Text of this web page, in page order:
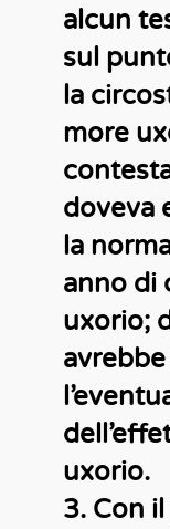
alcun
sul
la
more
doveva
la
anno di
uxorio;
uxorio.
3. Con